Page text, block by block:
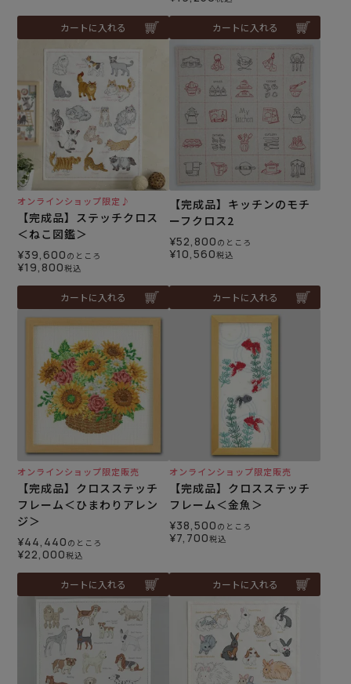
カートに入れる カートに入れる
オンラインショップ限定♪
【完成品】ステッチクロス
＜ねこ図鑑＞
¥39,600 のところ
¥19,800税込
カートに入れる
【完成品】キッチンのモチ
ーフクロス2
¥52,800 のところ
¥10,560税込
カートに入れる
オンラインショップ限定販売
【完成品】クロスステッチ
フレーム＜ひまわりアレン
ジ＞
¥44,440 のところ
¥22,000税込
カートに入れる
オンラインショップ限定販売
【完成品】クロスステッチ
フレーム＜金魚＞
¥38,500 のところ
¥7,700税込
カートに入れる